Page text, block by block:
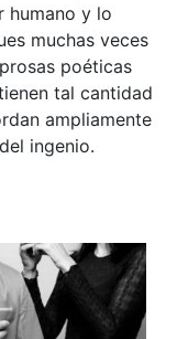
humano y lo
muchas veces
poéticas
tal cantidad
ampliamente
ingenio.